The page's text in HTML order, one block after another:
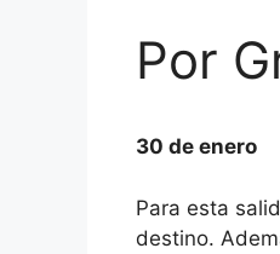
Por
30 de enero
Para esta
destino.